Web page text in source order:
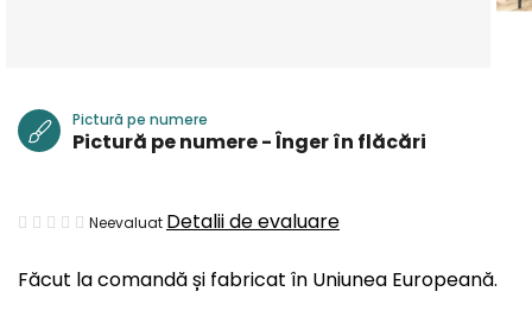
Făcut la comandă și fabricat în Uniunea Europeană.
Pictură pe numere
Pictură pe numere - Înger în flăcări
Evaluarea
a
Neevaluat Detalii de evaluare